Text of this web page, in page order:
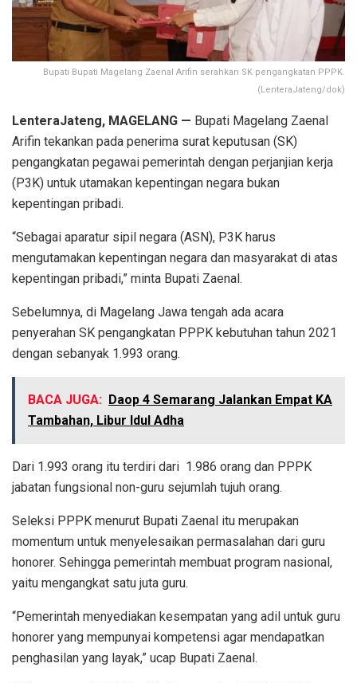
Bupati Bupati Magelang Zaenal Arifin serahkan SK pengangkatan PPPK.
(LenteraJateng/dok)
LenteraJateng, MAGELANG — Bupati Magelang Zaenal
Arifin tekankan pada penerima surat keputusan (SK)
pengangkatan pegawai pemerintah dengan perjanjian kerja
(P3K) untuk utamakan kepentingan negara bukan
kepentingan pribadi.
“Sebagai aparatur sipil negara (ASN), P3K harus
mengutamakan kepentingan negara dan masyarakat di atas
kepentingan pribadi,” minta Bupati Zaenal.
Sebelumnya, di Magelang Jawa tengah ada acara
penyerahan SK pengangkatan PPPK kebutuhan tahun 2021
dengan sebanyak 1.993 orang.
BACA JUGA: Daop 4 Semarang Jalankan Empat KA
Tambahan, Libur Idul Adha
Dari 1.993 orang itu terdiri dari 1.986 orang dan PPPK
jabatan fungsional non-guru sejumlah tujuh orang.
Seleksi PPPK menurut Bupati Zaenal itu merupakan
momentum untuk menyelesaikan permasalahan dari guru
honorer. Sehingga pemerintah membuat program nasional,
yaitu mengangkat satu juta guru.
“Pemerintah menyediakan kesempatan yang adil untuk guru
honorer yang mempunyai kompetensi agar mendapatkan
penghasilan yang layak,” ucap Bupati Zaenal.